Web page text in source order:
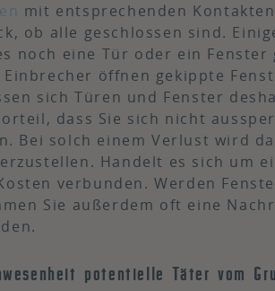
mit entsprechenden
ob alle geschlossen sind.
noch eine Tür oder ein
öffnen gekippte
sich Türen und Fenster
dass Sie sich nicht
Bei solch einem Verlust wird
Handelt es sich um
verbunden. Werden
Sie außerdem oft eine
potentielle Täter vom